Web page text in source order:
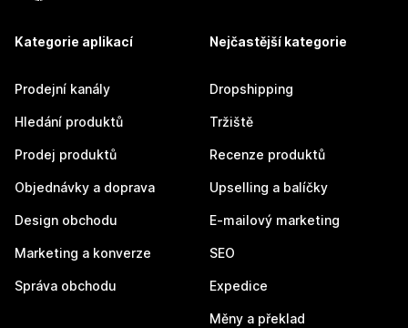
Kategorie aplikací
Prodejní kanály
Hledání produktů
Prodej produktů
Objednávky a doprava
Design obchodu
Marketing a konverze
Správa obchodu
Nejčastější kategorie
Dropshipping
Tržiště
Recenze produktů
Upselling a balíčky
E-mailový marketing
SEO
Expedice
Měny a překlad